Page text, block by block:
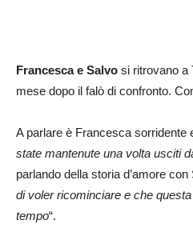
Francesca e Salvo si ritrovano a
mese dopo il falò di confronto.
A parlare è Francesca sorridente
state mantenute una volta usciti
parlando della storia d’amore con
di voler ricominciare e che
tempo“.